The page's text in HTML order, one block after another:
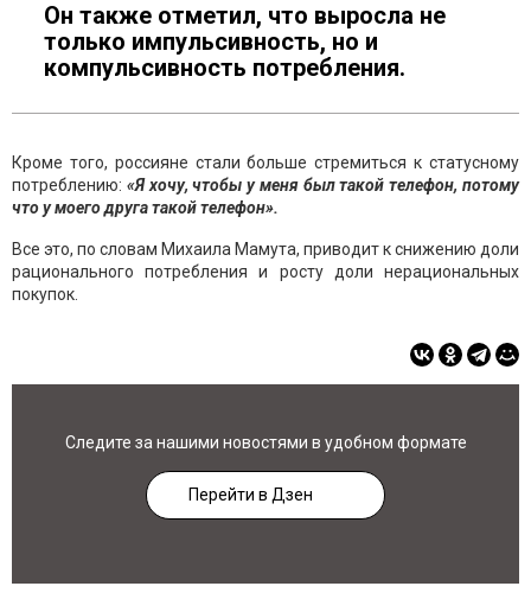
Он также отметил, что выросла не
только импульсивность, но и
компульсивность потребления.
Кроме того, россияне стали больше стремиться к статусному
потреблению: «Я хочу, чтобы у меня был такой телефон, потому
что у моего друга такой телефон».
Все это, по словам Михаила Мамута, приводит к снижению доли
рационального потребления и росту доли нерациональных
покупок.
Следите за нашими новостями в удобном формате
Перейти в Дзен